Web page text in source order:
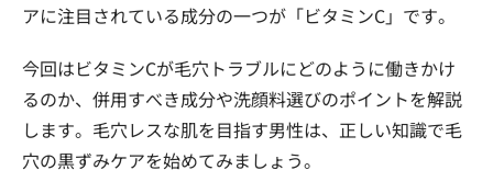
アに注目されている成分の一つが「ビタミンC」です。
今回はビタミンCが毛穴トラブルにどのように働きかけ
るのか、併用すべき成分や洗顔料選びのポイントを解説
します。毛穴レスな肌を目指す男性は、正しい知識で毛
穴の黒ずみケアを始めてみましょう。